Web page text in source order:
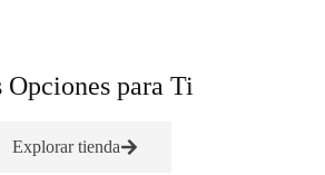
Opciones para Ti
Explorar tienda